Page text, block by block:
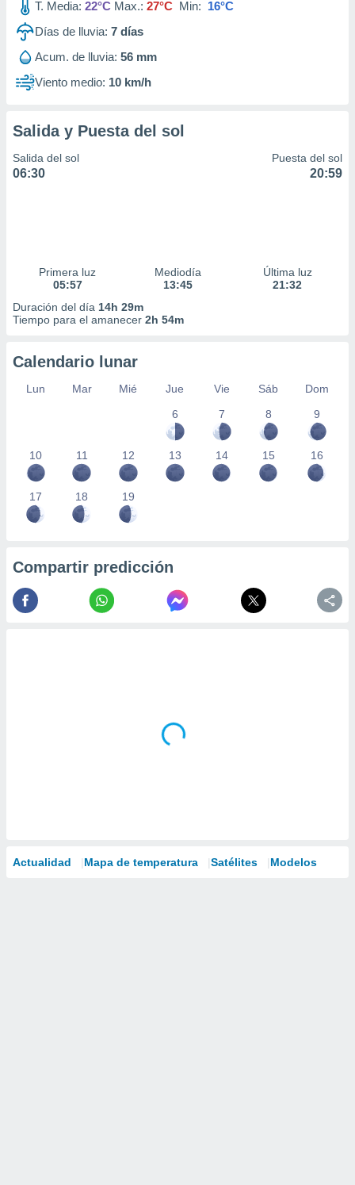
T. Media: 22°C Max.: 27°C Min: 16°C
Días de lluvia: 7 días
Acum. de lluvia: 56 mm
Viento medio: 10 km/h
Salida y Puesta del sol
Salida del sol
06:30
Puesta del sol
20:59
Primera luz
05:57
Mediodía
13:45
Última luz
21:32
Duración del día 14h 29m
Tiempo para el amanecer 2h 54m
Calendario lunar
Lun Mar Mié Jue Vie Sáb
Dom
6
7 8 9
10 11 12 13 14 15 16
17 18 19
Compartir predicción
Actualidad Mapa de temperatura Satélites Modelos